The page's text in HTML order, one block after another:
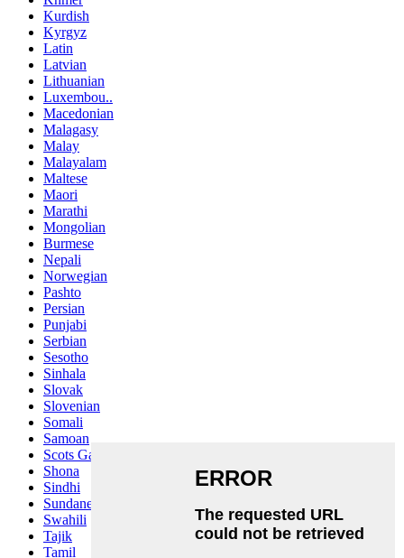
Kurdish
Kyrgyz
Latin
Latvian
Lithuanian
Luxembou..
Macedonian
Malagasy
Malay
Malayalam
Maltese
Maori
Marathi
Mongolian
Burmese
Nepali
Norwegian
Pashto
Persian
Punjabi
Serbian
Sesotho
Sinhala
Slovak
Slovenian
Somali
Samoan
Scots Gaelic
Shona
Sindhi
Sundanese
Swahili
Tajik
Tamil